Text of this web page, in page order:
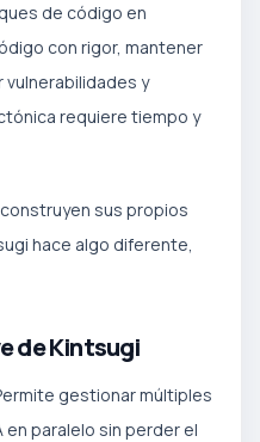
de código en
con rigor, mantener
y
requiere tiempo y
sus propios
hace algo diferente,
de Kintsugi
gestionar múltiples
paralelo sin perder el